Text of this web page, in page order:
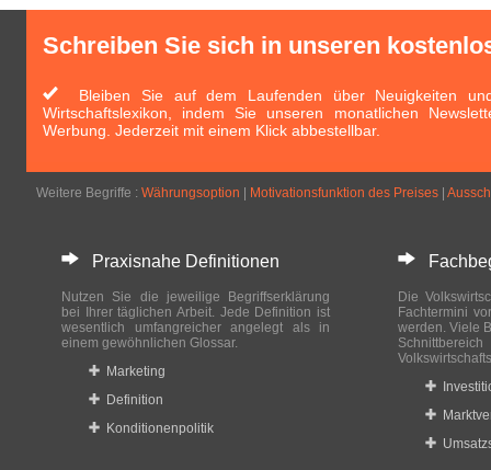
Schreiben Sie sich in unseren
Bleiben Sie auf dem Laufenden über Neuigkeiten
Wirtschaftslexikon, indem Sie unseren monatlichen
Werbung. Jederzeit mit einem Klick abbestellbar.
Weitere Begriffe : Währungsoption Motivationsfunktion des Preises
Praxisnahe Definitionen
Nutzen Sie die jeweilige Begriffserklärung
bei Ihrer täglichen Arbeit. Jede Definition ist
wesentlich umfangreicher angelegt als in
einem gewöhnlichen Glossar.
Marketing
Definition
Konditionenpolitik
Die
Fachtermini
werden. Viele